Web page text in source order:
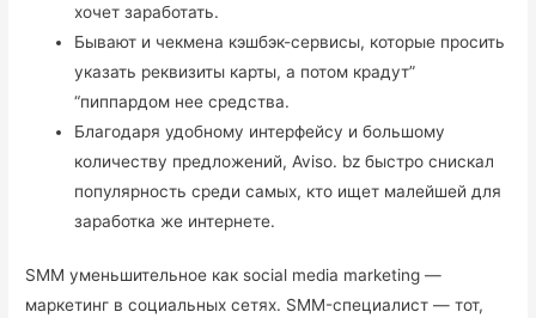
хочет заработать.
Бывают и чекмена кэшбэк-сервисы, которые просить
указать реквизиты карты, а потом крадут”
“пиппардом нее средства.
Благодаря удобному интерфейсу и большому
количеству предложений, Aviso. bz быстро снискал
популярность среди самых, кто ищет малейшей для
заработка же интернете.
SMM уменьшительное как social media marketing —
маркетинг в социальных сетях. SMM-специалист — тот,